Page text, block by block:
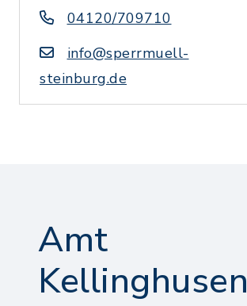
04120/709710
info@sperrmuell-
steinburg.de
Amt
Kellinghusen